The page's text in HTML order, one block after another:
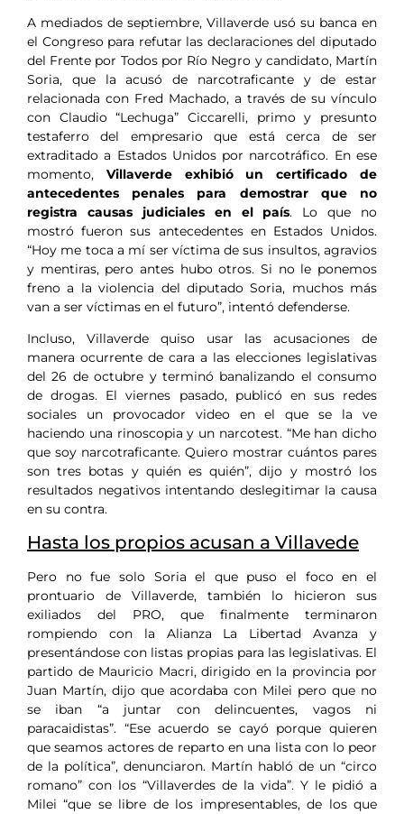
A mediados de septiembre, Villaverde usó su banca en
el Congreso para refutar las declaraciones del diputado
del Frente por Todos por Río Negro y candidato, Martín
Soria, que la acusó de narcotraficante y de estar
relacionada con Fred Machado, a través de su vínculo
con Claudio “Lechuga” Ciccarelli, primo y presunto
testaferro del empresario que está cerca de ser
extraditado a Estados Unidos por narcotráfico. En ese
momento, Villaverde exhibió un certificado de
antecedentes penales para demostrar que no
registra causas judiciales en el país. Lo que no
mostró fueron sus antecedentes en Estados Unidos.
“Hoy me toca a mí ser víctima de sus insultos, agravios
y mentiras, pero antes hubo otros. Si no le ponemos
freno a la violencia del diputado Soria, muchos más
van a ser víctimas en el futuro”, intentó defenderse.
Incluso, Villaverde quiso usar las acusaciones de
manera ocurrente de cara a las elecciones legislativas
del 26 de octubre y terminó banalizando el consumo
de drogas. El viernes pasado, publicó en sus redes
sociales un provocador video en el que se la ve
haciendo una rinoscopia y un narcotest. “Me han dicho
que soy narcotraficante. Quiero mostrar cuántos pares
son tres botas y quién es quién”, dijo y mostró los
resultados negativos intentando deslegitimar la causa
en su contra.
Hasta los propios acusan a Villavede
Pero no fue solo Soria el que puso el foco en el
prontuario de Villaverde, también lo hicieron sus
exiliados del PRO, que finalmente terminaron
rompiendo con la Alianza La Libertad Avanza y
presentándose con listas propias para las legislativas. El
partido de Mauricio Macri, dirigido en la provincia por
Juan Martín, dijo que acordaba con Milei pero que no
se iban “a juntar con delincuentes, vagos ni
paracaidistas”. “Ese acuerdo se cayó porque quieren
que seamos actores de reparto en una lista con lo peor
de la política”, denunciaron. Martín habló de un “circo
romano” con los “Villaverdes de la vida”. Y le pidió a
Milei “que se libre de los impresentables, de los que